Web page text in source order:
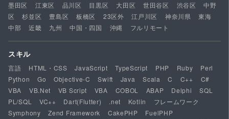
墨田区
江東区 品川区 目黒区 大田区 世田谷区 渋谷区
中野
区
杉並区 豊島区 板橋区 23区外 江戸川区 神奈川県
東海
中部
近畿 九州 中国・四国 沖縄 フルリモート
スキル
言語 HTML・CSS JavaScript TypeScript PHP Ruby
Perl
Python
Go Objective-C Swift Java Scala C C++
C#
VBA
VB.Net VB Script VBA COBOL ABAP Delphi
SQL
PL/SQL
VC++ Dart(Flutter) .net Kotlin
フレームワーク
Symphony
Zend Framework CakePHP
FuelPHP